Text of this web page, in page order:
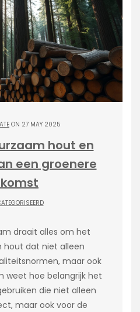
ON 27 MAY 2025
hout en
een groenere
draait alles om het
hout dat niet alleen
maar ook
weet hoe belangrijk het
die niet alleen
maar ook voor de